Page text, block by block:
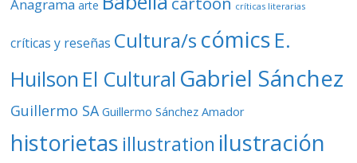
Anagrama arte críticas literarias
críticas y reseñas Cultura/s cómics E.
Huilson El Cultural Gabriel Sánchez
Guillermo SA Guillermo Sánchez Amador
historietas illustration ilustración